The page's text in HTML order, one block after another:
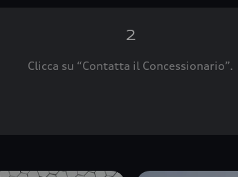
2
Clicca su “Contatta il Concessionario”.